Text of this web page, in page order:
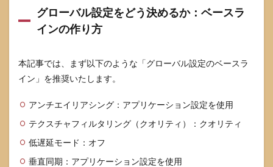
大化
した
いの
最低
限ど
の設
け真
れば
良い
です
か？
グローバル設定をどう決めるか：ベースラ
インの作り方
本記事では、まず以下のような「グローバル設定のベースラ
イン」を推奨いたします。
アンチエイリアシング：アプリケーション設定を使用
テクスチャフィルタリング（クオリティ）：クオリティ
低遅延モード：オフ
垂直同期：アプリケーション設定を使用